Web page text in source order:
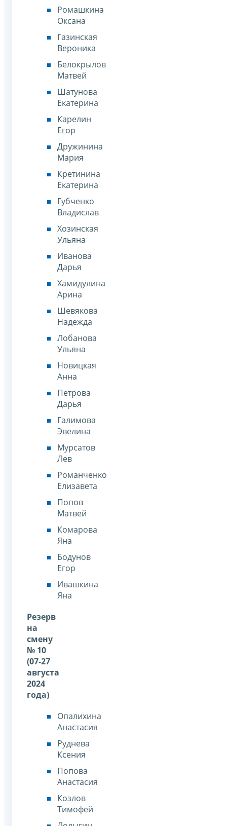
Ромашкина
Оксана
Газинская
Вероника
Белокрылов
Матвей
Шатунова
Екатерина
Карелин
Егор
Дружинина
Мария
Кретинина
Екатерина
Губченко
Владислав
Хозинская
Ульяна
Иванова
Дарья
Хамидулина
Арина
Шевякова
Надежда
Лобанова
Ульяна
Новицкая
Анна
Петрова
Дарья
Галимова
Эвелина
Мурсатов
Лев
Романченко
Елизавета
Попов
Матвей
Комарова
Яна
Бодунов
Егор
Ивашкина
Яна
Резерв
на
смену
№ 10
(07-27
августа
2024
года)
Опалихина
Анастасия
Руднева
Ксения
Попова
Анастасия
Козлов
Тимофей